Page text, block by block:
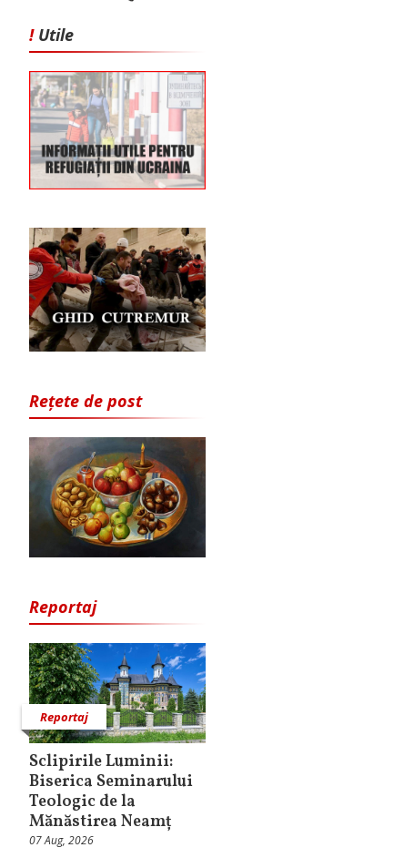
! Utile
Rețete de post
Reportaj
Reportaj
Sclipirile Luminii:
Biserica Seminarului
Teologic de la
Mănăstirea Neamț
07 Aug, 2026